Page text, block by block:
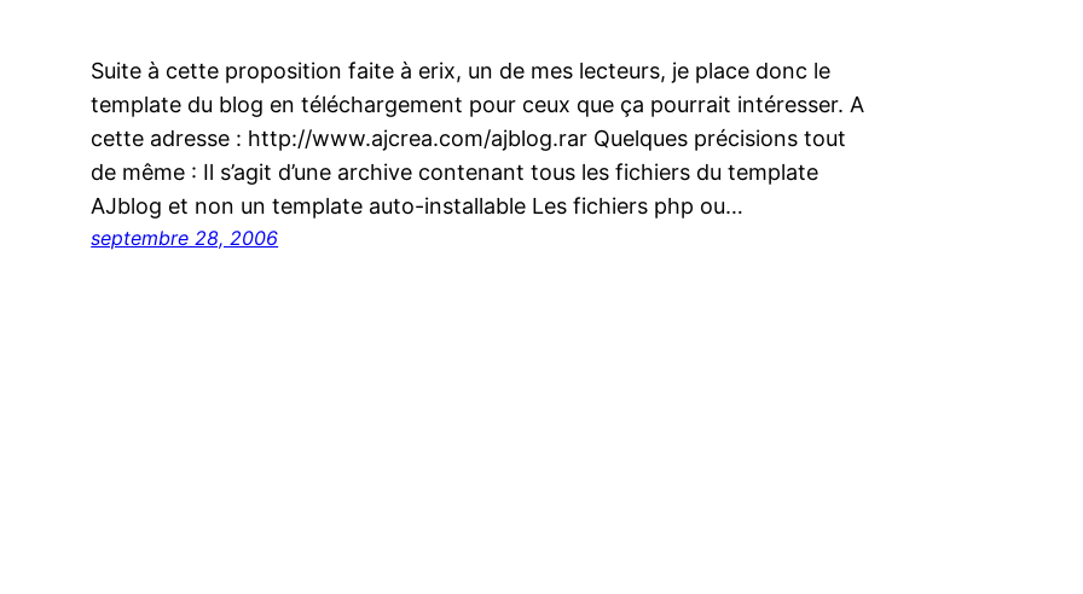
Suite à cette proposition faite à erix, un de mes lecteurs, je place donc le
template du blog en téléchargement pour ceux que ça pourrait intéresser. A
cette adresse : http://www.ajcrea.com/ajblog.rar Quelques précisions tout
de même : Il s’agit d’une archive contenant tous les fichiers du template
AJblog et non un template auto-installable Les fichiers php ou…
septembre 28, 2006